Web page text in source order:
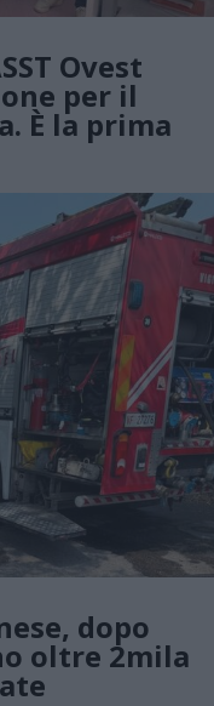
Ovest
per il
È la prima
dopo
oltre 2mila